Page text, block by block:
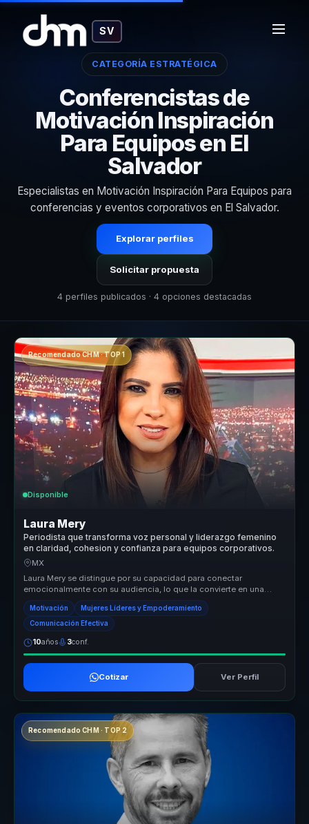
SV
CATEGORÍA ESTRATÉGICA
Conferencistas de
Motivación Inspiración
Para Equipos en El
Salvador
Especialistas en Motivación Inspiración Para Equipos para
conferencias y eventos corporativos en El Salvador.
Explorar perfiles
Solicitar propuesta
4 perfiles publicados · 4 opciones destacadas
Recomendado CHM · TOP 1
Disponible
Laura Mery
Periodista que transforma voz personal y liderazgo femenino
en claridad, cohesion y confianza para equipos corporativos.
MX
Laura Mery se distingue por su capacidad para conectar
emocionalmente con su audiencia, lo que la convierte en una
conferencista única en...
Motivación Mujeres Líderes y Empoderamiento
Comunicación Efectiva
10años 3conf.
Cotizar Ver Perfil
Recomendado CHM · TOP 2